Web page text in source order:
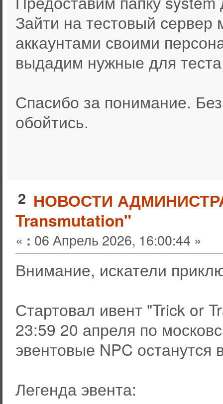
Зайти на тестовый
аккаунтами своими
выдадим нужные для
Спасибо за понимание.
обойтись.
2 НОВОСТИ
Transmutation"
« : 06 Апрель 2026, 16:00:44 »
Внимание, искатели
Стартовал ивент "Trick or
23:59 20 апреля по
эвентовые NPC останутся
Легенда эвента: